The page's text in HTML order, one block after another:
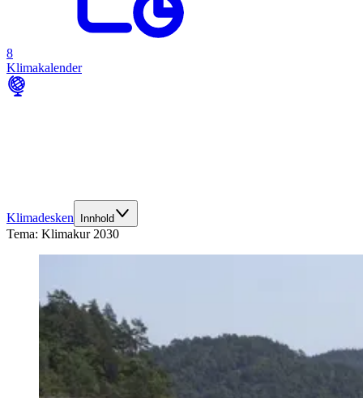
8
Klimakalender
Klimadesken Innhold
Tema: Klimakur 2030